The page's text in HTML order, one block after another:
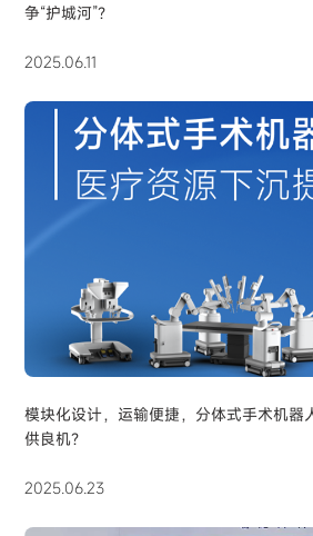
争“护城河”？
2025.06.11
模块化设计，运输便捷，分体式手术机器
供良机？
2025.06.23